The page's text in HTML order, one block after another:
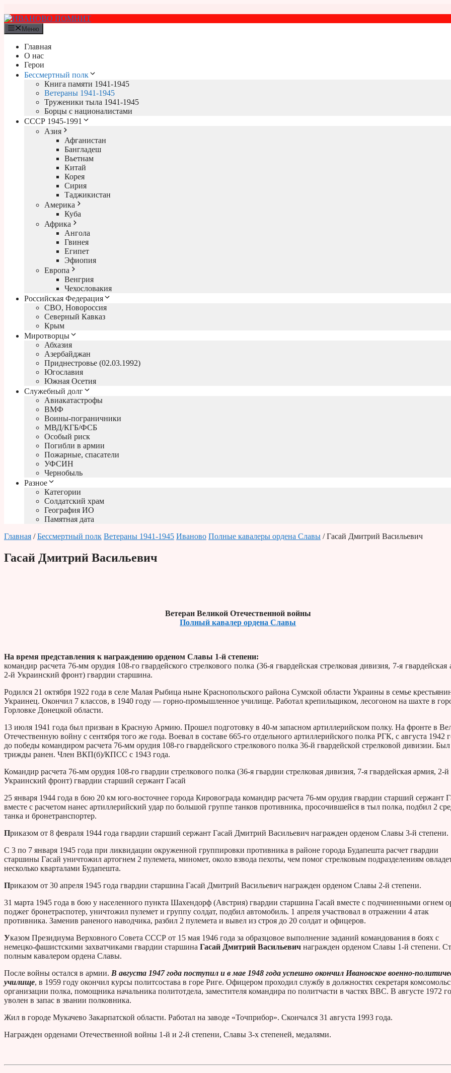
к
содержимому
Меню
Главная
О нас
Герои
Бессмертный полк
Книга памяти 1941-1945
Ветераны 1941-1945
Труженики тыла 1941-1945
Борцы с националистами
СССР 1945-1991
Азия
Афганистан
Бангладеш
Вьетнам
Китай
Корея
Сирия
Таджикистан
Америка
Куба
Африка
Ангола
Гвинея
Египет
Эфиопия
Европа
Венгрия
Чехословакия
Российская Федерация
СВО, Новороссия
Северный Кавказ
Крым
Миротворцы
Абхазия
Азербайджан
Приднестровье (02.03.1992)
Югославия
Южная Осетия
Служебный долг
Авиакатастрофы
ВМФ
Воины-пограничники
МВД/КГБ/ФСБ
Особый риск
Погибли в армии
Пожарные, спасатели
УФСИН
Чернобыль
Разное
Категории
Солдатский храм
География ИО
Памятная дата
Главная /Бессмертный полк Ветераны 1941-1945 Иваново Полные кавалеры ордена Славы / Гасай Дмитрий Васильевич
Гасай Дмитрий Васильевич
Ветеран Великой Отечественной войны
Полный кавалер ордена Славы
На время представления к награждению орденом Славы 1-й степени:
командир расчета 76-мм орудия 108-го гвардейского стрелкового полка (36-я гвардейская стрелковая дивизия, 7-я гвардейская
2-й Украинский фронт) гвардии старшина.
Родился 21 октября 1922 года в селе Малая Рыбица ныне Краснопольского района Сумской области Украины в семье
Украинец. Окончил 7 классов, в 1940 году — горно-промышленное училище. Работал крепильщиком, лесогоном на шахте в
Горловке Донецкой области.
13 июля 1941 года был призван в Красную Армию. Прошел подготовку в 40-м запасном артиллерийском полку. На фронте в
Отечественную войну с сентября того же года. Воевал в составе 665-го отдельного артиллерийского полка РГК, с августа 1942
до победы командиром расчета 76-мм орудия 108-го гвардейского стрелкового полка 36-й гвардейской стрелковой дивизии. Был
трижды ранен. Член ВКП(б)/КПСС с 1943 года.
Командир расчета 76-мм орудия 108-го гвардии стрелкового полка (36-я гвардии стрелковая дивизия, 7-я гвардейская армия, 2-й
Украинский фронт) гвардии старший сержант Гасай
25 января 1944 года в бою 20 км юго-восточнее города Кировограда командир расчета 76-мм орудия гвардии старший сержант
вместе с расчетом нанес артиллерийский удар по большой группе танков противника, просочившейся в тыл полка, подбил 2
танка и бронетранспортер.
Приказом от 8 февраля 1944 года гвардии старший сержант Гасай Дмитрий Васильевич награжден орденом Славы 3-й степени.
С 3 по 7 января 1945 года при ликвидации окруженной группировки противника в районе города Будапешта расчет гвардии
старшины Гасай уничтожил артогнем 2 пулемета, миномет, около взвода пехоты, чем помог стрелковым подразделениям
несколько кварталами Будапешта.
Приказом от 30 апреля 1945 года гвардии старшина Гасай Дмитрий Васильевич награжден орденом Славы 2-й степени.
31 марта 1945 года в бою у населенного пункта Шахендорф (Австрия) гвардии старшина Гасай вместе с подчиненными огнем
поджег бронетраспотер, уничтожил пулемет и группу солдат, подбил автомобиль. 1 апреля участвовал в отражении 4 атак
противника. Заменив раненого наводчика, разбил 2 пулемета и вывел из строя до 20 солдат и офицеров.
Указом Президиума Верховного Совета СССР от 15 мая 1946 года за образцовое выполнение заданий командования в боях с
немецко-фашистскими захватчиками гвардии старшина Гасай Дмитрий Васильевич награжден орденом Славы 1-й степени.
полным кавалером ордена Славы.
После войны остался в армии. В августа 1947 года поступил и в мае 1948 года успешно окончил Ивановское военно-
училище, в 1959 году окончил курсы политсостава в горе Риге. Офицером проходил службу в должностях секретаря
организации полка, помощника начальника политотдела, заместителя командира по политчасти в частях ВВС. В августе 1972
уволен в запас в звании полковника.
Жил в городе Мукачево Закарпатской области. Работал на заводе «Точприбор». Скончался 31 августа 1993 года.
Награжден орденами Отечественной войны 1-й и 2-й степени, Славы 3-х степеней, медалями.